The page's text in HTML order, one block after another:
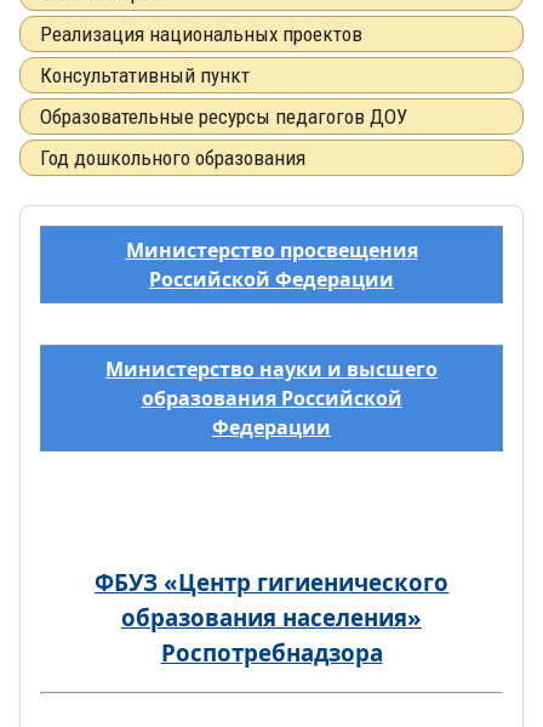
Реализация национальных проектов
Консультативный пункт
Образовательные ресурсы педагогов ДОУ
Год дошкольного образования
Министерство просвещения
Российской Федерации
Министерство науки и высшего
образования Российской
Федерации
ФБУЗ «Центр гигиенического
образования населения»
Роспотребнадзора